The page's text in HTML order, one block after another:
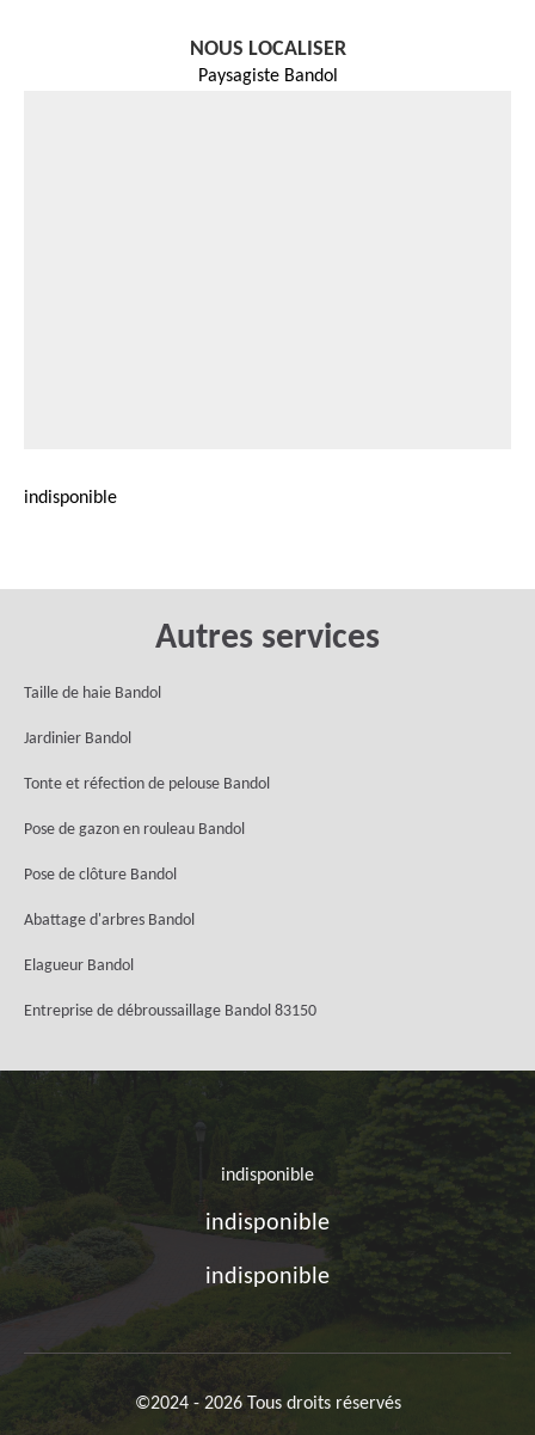
NOUS LOCALISER
Paysagiste Bandol
indisponible
Autres services
Taille de haie Bandol
Jardinier Bandol
Tonte et réfection de pelouse Bandol
Pose de gazon en rouleau Bandol
Pose de clôture Bandol
Abattage d'arbres Bandol
Elagueur Bandol
Entreprise de débroussaillage Bandol 83150
indisponible
indisponible
indisponible
©2024 - 2026 Tous droits réservés